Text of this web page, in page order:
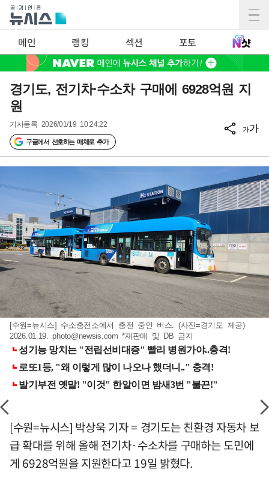
메인 랭킹 섹션 포토
경기도, 전기차·수소차 구매에 6928억원 지
원
기사등록 2026/01/19 10:24:22
구글에서 선호하는 매체로 추가
가가
[수원=뉴시스] 수소충전소에서 충전 중인 버스. (사진=경기도 제공)
2026.01.19.photo@newsis.com *재판매 및 DB 금지
[수원=뉴시스] 박상욱 기자 = 경기도는 친환경 자동차 보
급 확대를 위해 올해 전기차·수소차를 구매하는 도민에
게 6928억원을 지원한다고 19일 밝혔다.